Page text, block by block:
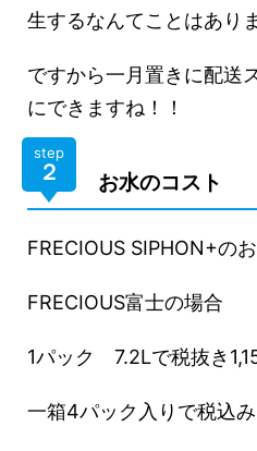
生するなんてことはあり
ですから一月置きに配送
にできますね！！
step
２ お水のコスト
FRECIOUS SIPHON+の
FRECIOUS富士の場合
1パック 7.2Lで税抜き
一箱4パック入りで税込